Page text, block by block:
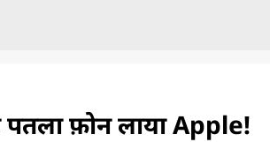
फ़ोन लाया Apple!